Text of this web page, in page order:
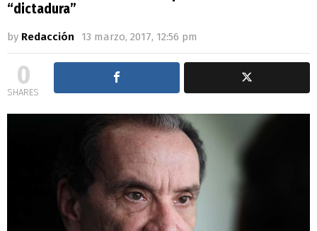
“dictadura”
by Redacción 13 marzo, 2017, 12:56 pm
0
SHARES